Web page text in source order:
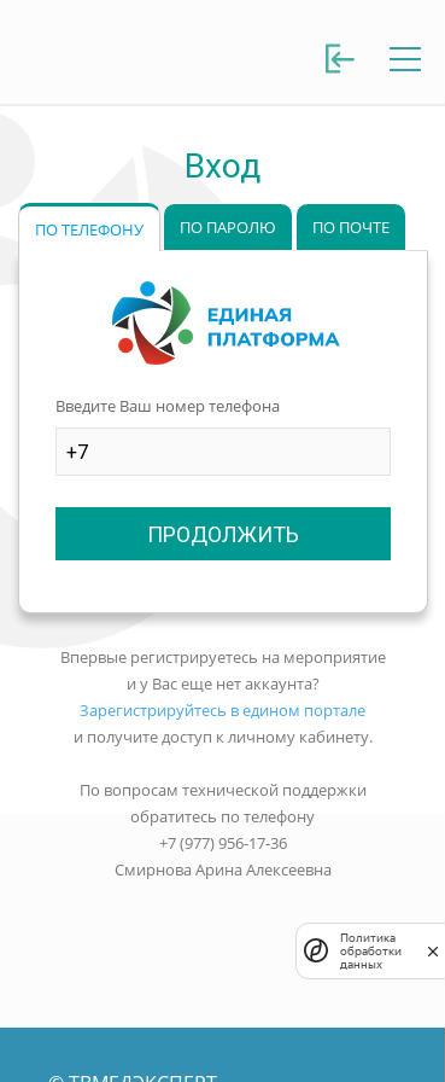
Вход
ПО ТЕЛЕФОНУ ПО ПАРОЛЮ ПО ПОЧТЕ
Введите Ваш номер телефона
ПРОДОЛЖИТЬ
Впервые регистрируетесь на мероприятие
и у Вас еще нет аккаунта?
Зарегистрируйтесь в едином портале
и получите доступ к личному кабинету.
По вопросам технической поддержки
обратитесь по телефону
+7 (977) 956-17-36
Смирнова Арина Алексеевна
Политика
обработки
данных